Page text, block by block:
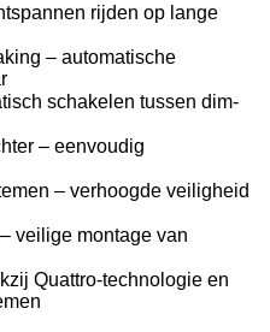
rijden op lange
– automatische
schakelen tussen dim-
– eenvoudig
– verhoogde veiligheid
veilige montage van
Quattro-technologie en